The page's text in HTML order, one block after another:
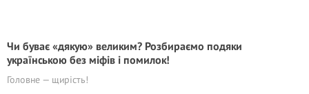
Чи буває «дякую» великим? Розбираємо подяки
українською без міфів і помилок!
Головне — щирість!